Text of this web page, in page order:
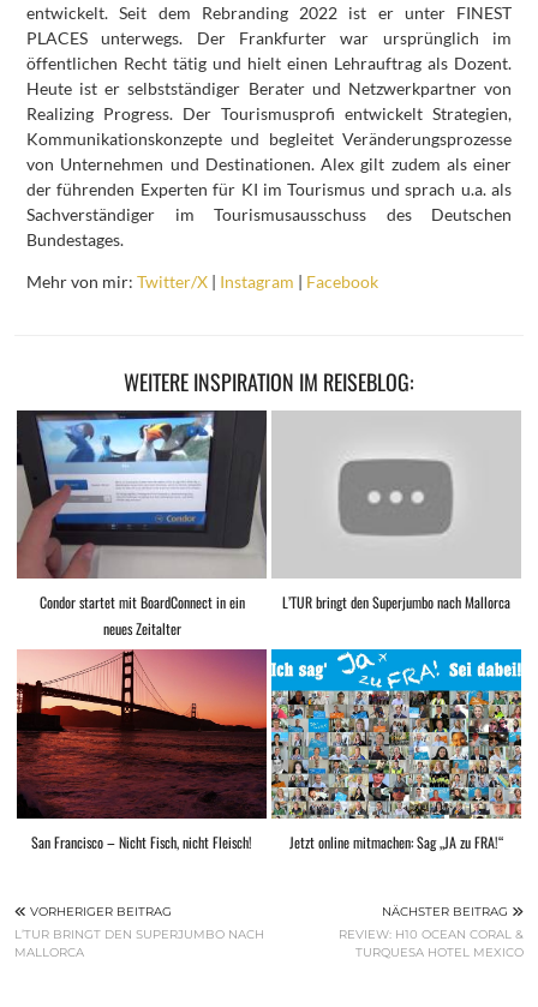
entwickelt. Seit dem Rebranding 2022 ist er unter FINEST
PLACES unterwegs. Der Frankfurter war ursprünglich im
öffentlichen Recht tätig und hielt einen Lehrauftrag als Dozent.
Heute ist er selbstständiger Berater und Netzwerkpartner von
Realizing Progress. Der Tourismusprofi entwickelt Strategien,
Kommunikationskonzepte und begleitet Veränderungsprozesse
von Unternehmen und Destinationen. Alex gilt zudem als einer
der führenden Experten für KI im Tourismus und sprach u.a. als
Sachverständiger im Tourismusausschuss des Deutschen
Bundestages.
Mehr von mir: Twitter/X | Instagram | Facebook
WEITERE INSPIRATION IM REISEBLOG:
Condor startet mit BoardConnect in ein
neues Zeitalter
L’TUR bringt den Superjumbo nach Mallorca
San Francisco – Nicht Fisch, nicht Fleisch! Jetzt online mitmachen: Sag „JA zu FRA!“
VORHERIGER BEITRAG
L’TUR BRINGT DEN SUPERJUMBO NACH
MALLORCA
NÄCHSTER BEITRAG
REVIEW: H10 OCEAN CORAL &
TURQUESA HOTEL MEXICO